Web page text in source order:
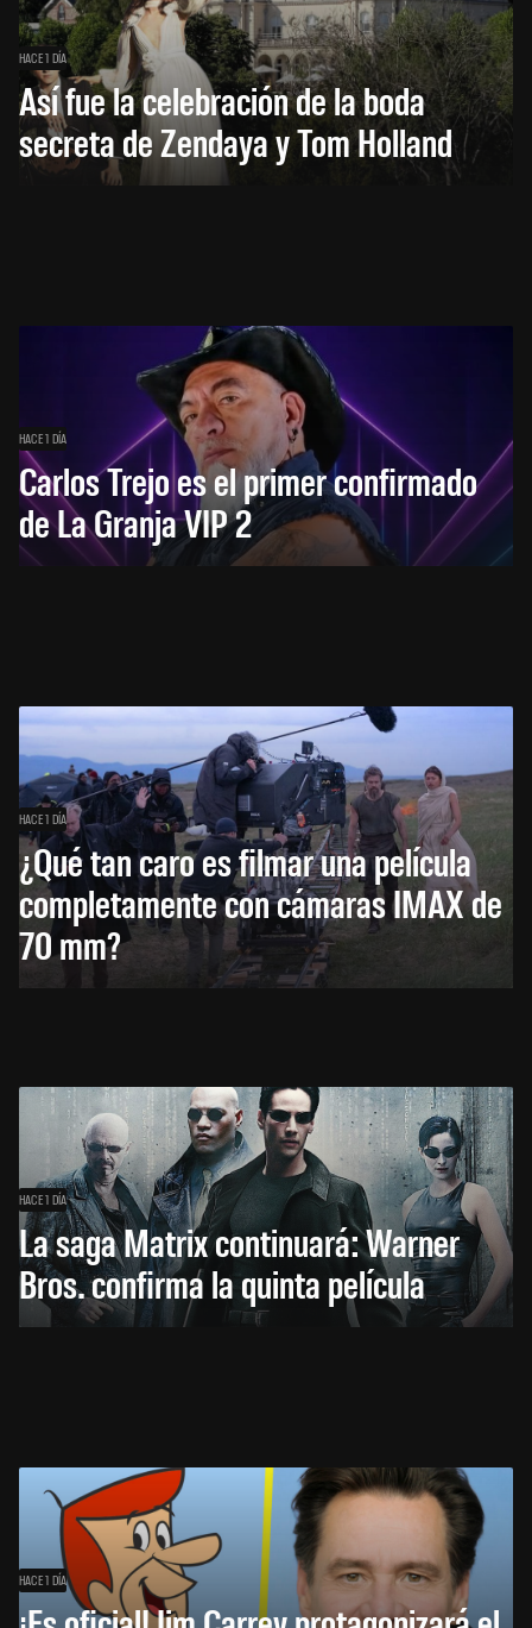
HACE 1 DÍA
Así fue la celebración de la boda
secreta de Zendaya y Tom Holland
HACE 1 DÍA
Carlos Trejo es el primer confirmado
de La Granja VIP 2
HACE 1 DÍA
¿Qué tan caro es filmar una película
completamente con cámaras IMAX de
70 mm?
HACE 1 DÍA
La saga Matrix continuará: Warner
Bros. confirma la quinta película
HACE 1 DÍA